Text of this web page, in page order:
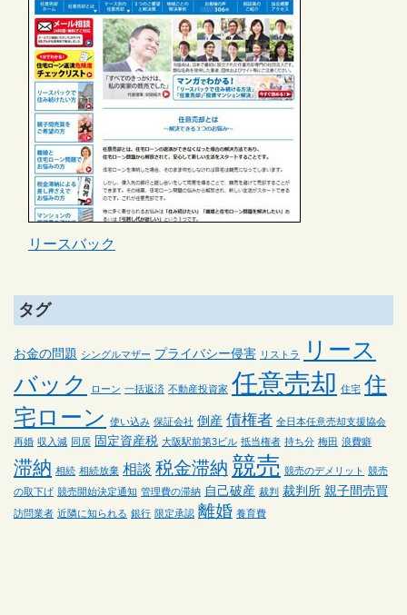
リースバック
タグ
お金の問題 シングルマザー プライバシー侵害 リストラ
リース
バック
ローン 一括返済 不動産投資家 任意売却 住宅 住
宅ローン 使い込み 保証会社 倒産 債権者 全日本任意売却支援協会
再婚 収入減 同居 固定資産税 大阪駅前第3ビル 抵当権者 持ち分 梅田 浪費癖
滞納 相続 相続放棄 相談 税金滞納 競売 競売のデメリット 競売
の取下げ 競売開始決定通知 管理費の滞納 自己破産 裁判 裁判所 親子間売買
訪問業者 近隣に知られる 銀行 限定承認 離婚 養育費